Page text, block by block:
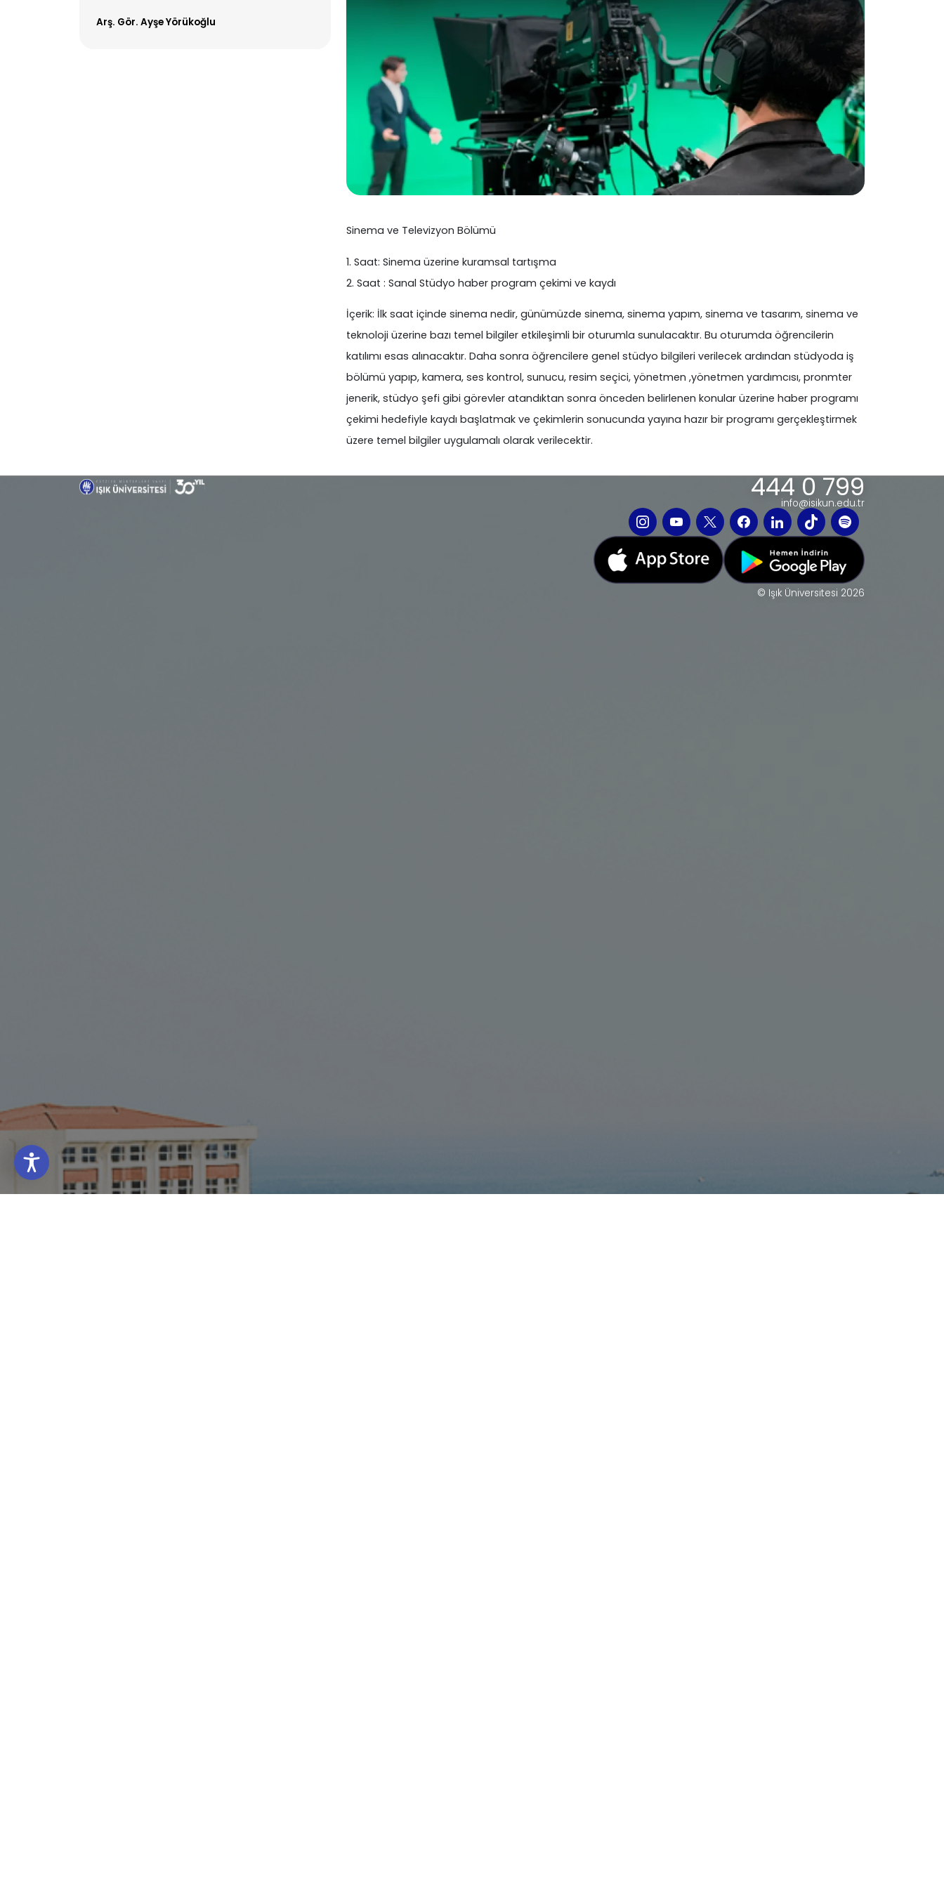
Arş. Gör. Ayşe Yörükoğlu
Sinema ve Televizyon Bölümü
1. Saat: Sinema üzerine kuramsal tartışma
2. Saat : Sanal Stüdyo haber program çekimi ve kaydı
İçerik: İlk saat içinde sinema nedir, günümüzde sinema, sinema yapım, sinema ve tasarım, sinema ve
teknoloji üzerine bazı temel bilgiler etkileşimli bir oturumla sunulacaktır. Bu oturumda öğrencilerin
katılımı esas alınacaktır. Daha sonra öğrencilere genel stüdyo bilgileri verilecek ardından stüdyoda iş
bölümü yapıp, kamera, ses kontrol, sunucu, resim seçici, yönetmen ,yönetmen yardımcısı, pronmter
jenerik, stüdyo şefi gibi görevler atandıktan sonra önceden belirlenen konular üzerine haber programı
çekimi hedefiyle kaydı başlatmak ve çekimlerin sonucunda yayına hazır bir programı gerçekleştirmek
üzere temel bilgiler uygulamalı olarak verilecektir.
444 0 799
info@isikun.edu.tr
© Işık Üniversitesi 2026